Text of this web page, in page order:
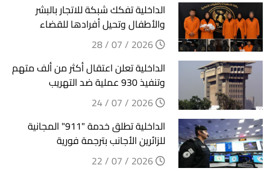
الداخلية تفكك شبكة للاتجار بالبشر
والأطفال وتحيل أفرادها للقضاء
الداخلية تعلن اعتقال أكثر من ألف متهم
وتنفيذ 930 عملية ضد التهريب
الداخلية تطلق خدمة "911" المجانية
للزائرين الأجانب بترجمة فورية